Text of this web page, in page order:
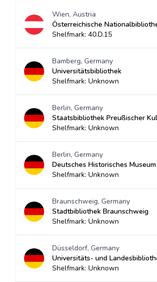
Wien, Austria
Österreichische
Shelfmark: 40.D.15
Bamberg, Germany
Universitätsbibliothek
Shelfmark: Unknown
Berlin, Germany
Staatsbibliothek Preußischer
Shelfmark: Unknown
Berlin, Germany
Deutsches Historisches Museum
Shelfmark: Unknown
Braunschweig, Germany
Stadtbibliothek Braunschweig
Shelfmark: Unknown
Düsseldorf, Germany
Universitäts- und
Shelfmark: Unknown